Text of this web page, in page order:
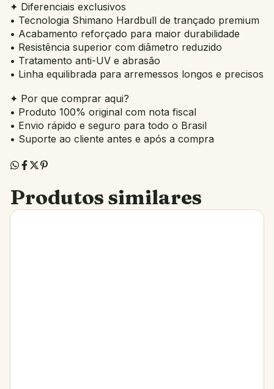
✦ Diferenciais exclusivos
• Tecnologia Shimano Hardbull de trançado premium
• Acabamento reforçado para maior durabilidade
• Resistência superior com diâmetro reduzido
• Tratamento anti-UV e abrasão
• Linha equilibrada para arremessos longos e precisos
✦ Por que comprar aqui?
• Produto 100% original com nota fiscal
• Envio rápido e seguro para todo o Brasil
• Suporte ao cliente antes e após a compra
Produtos similares